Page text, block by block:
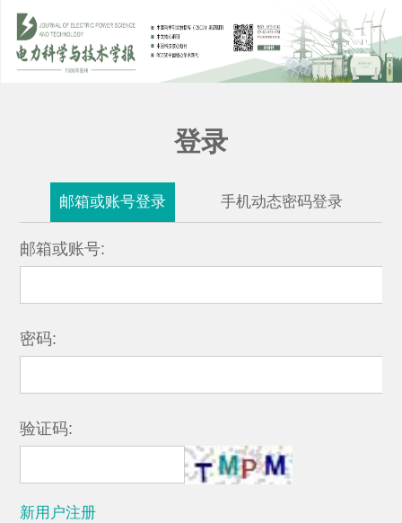
登录
邮箱或账号登录 手机动态密码登录
邮箱或账号:
密码:
验证码:
新用户注册